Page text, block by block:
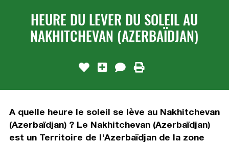
HEURE DU LEVER DU SOLEIL AU
NAKHITCHEVAN (AZERBAÏDJAN)
A quelle heure le soleil se lève au Nakhitchevan
(Azerbaïdjan) ? Le Nakhitchevan (Azerbaïdjan)
est un Territoire de l'Azerbaïdjan de la zone